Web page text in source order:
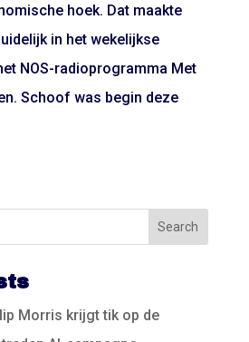
hoek. Dat maakte
in het wekelijkse
NOS-radioprogramma Met
Schoof was begin deze
Morris krijgt tik op de